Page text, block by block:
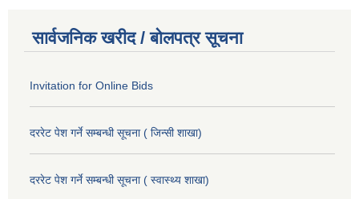
सार्वजनिक खरीद / बोलपत्र सूचना
Invitation for Online Bids
दररेट पेश गर्ने सम्बन्धी सूचना ( जिन्सी शाखा)
दररेट पेश गर्ने सम्बन्धी सूचना ( स्वास्थ्य शाखा)